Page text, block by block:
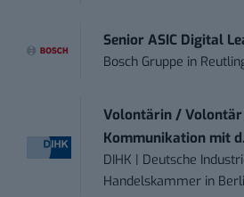
Senior ASIC Digital
Bosch Gruppe in
Volontärin /
Kommunikation mit
DIHK | Deutsche
Handelskammer in